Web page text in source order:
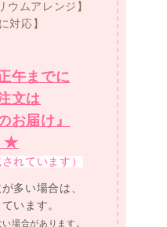
ウムアレンジ】
対応】
午までに
文は
お届け』
★
れています）
多い場合は、
います。
場合があります。